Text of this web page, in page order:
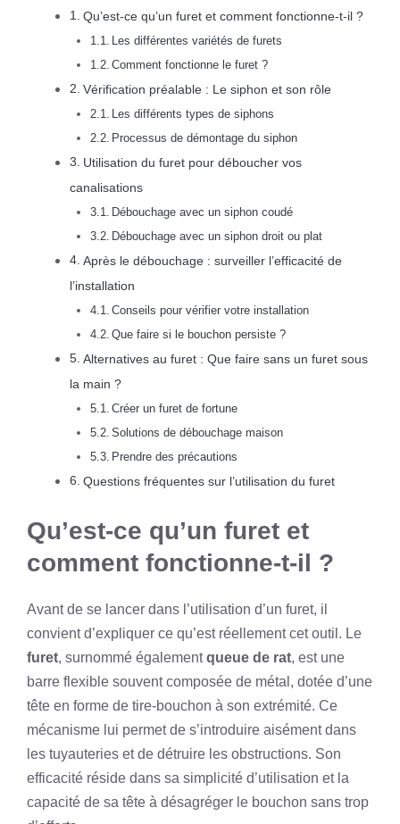
Qu’est-ce qu’un furet et comment fonctionne-t-il ?
Les différentes variétés de furets
Comment fonctionne le furet ?
Vérification préalable : Le siphon et son rôle
Les différents types de siphons
Processus de démontage du siphon
Utilisation du furet pour déboucher vos
canalisations
Débouchage avec un siphon coudé
Débouchage avec un siphon droit ou plat
Après le débouchage : surveiller l’efficacité de
l’installation
Conseils pour vérifier votre installation
Que faire si le bouchon persiste ?
Alternatives au furet : Que faire sans un furet sous
la main ?
Créer un furet de fortune
Solutions de débouchage maison
Prendre des précautions
Questions fréquentes sur l’utilisation du furet
Qu’est-ce qu’un furet et
comment fonctionne-t-il ?
Avant de se lancer dans l’utilisation d’un furet, il
convient d’expliquer ce qu’est réellement cet outil. Le
furet, surnommé égalementqueue de rat, est une
barre flexible souvent composée de métal, dotée d’une
tête en forme de tire-bouchon à son extrémité. Ce
mécanisme lui permet de s’introduire aisément dans
les tuyauteries et de détruire les obstructions. Son
efficacité réside dans sa simplicité d’utilisation et la
capacité de sa tête à désagréger le bouchon sans trop